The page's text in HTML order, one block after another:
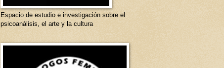
Espacio de estudio e investigación sobre el
psicoanálisis, el arte y la cultura